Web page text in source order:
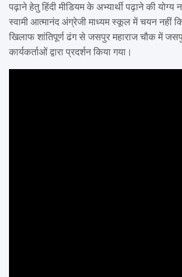
पढ़ाने हेतु हिंदी मीडियम के अभ्यार्थी पढ़ाने की योग्य
स्वामी आत्मानंद अंग्रेजी माध्यम स्कूल में चयन नहीं
खिलाफ शांतिपूर्ण ढंग से जसपुर महाराज चौक में
कार्यकर्ताओं द्वारा प्रदर्शन किया गया।